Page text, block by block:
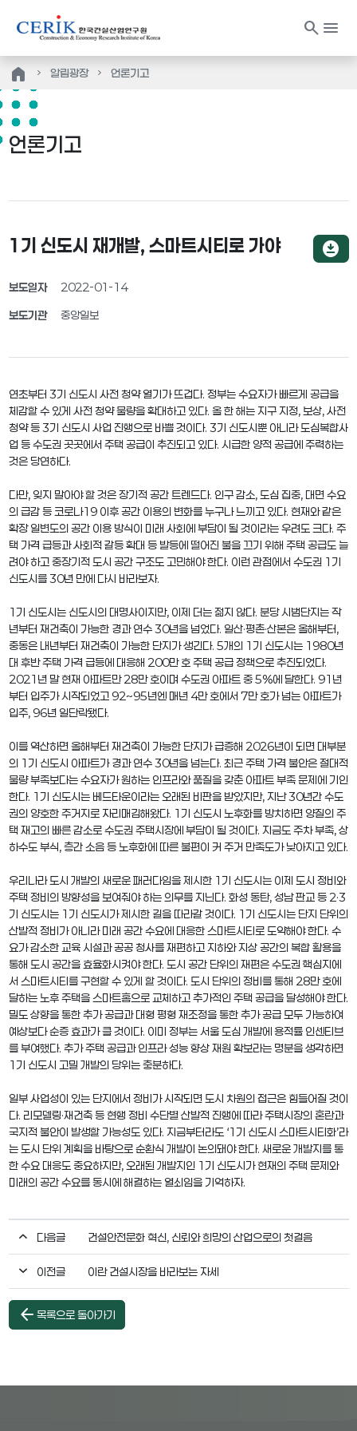
search menu
home 알림광장 언론기고
언론기고
1기 신도시 재개발, 스마트시티로 가야
보도일자 2022-01-14
보도기관 중앙일보
download_for_offline
연초부터 3기 신도시 사전 청약 열기가 뜨겁다. 정부는 수요자가 빠르게 공급을
체감할 수 있게 사전 청약 물량을 확대하고 있다. 올 한 해는 지구 지정, 보상, 사전
청약 등 3기 신도시 사업 진행으로 바쁠 것이다. 3기 신도시뿐 아니라 도심복합사
업 등 수도권 곳곳에서 주택 공급이 추진되고 있다. 시급한 양적 공급에 주력하는
것은 당연하다.
다만, 잊지 말아야 할 것은 장기적 공간 트렌드다. 인구 감소, 도심 집중, 대면 수요
의 급감 등 코로나19 이후 공간 이용의 변화를 누구나 느끼고 있다. 현재와 같은
확장 일변도의 공간 이용 방식이 미래 사회에 부담이 될 것이라는 우려도 크다. 주
택 가격 급등과 사회적 갈등 확대 등 발등에 떨어진 불을 끄기 위해 주택 공급도 늘
려야 하고 중장기적 도시 공간 구조도 고민해야 한다. 이런 관점에서 수도권 1기
신도시를 30년 만에 다시 바라보자.
1기 신도시는 신도시의 대명사이지만, 이제 더는 젊지 않다. 분당 시범단지는 작
년부터 재건축이 가능한 경과 연수 30년을 넘었다. 일산·평촌·산본은 올해부터,
중동은 내년부터 재건축이 가능한 단지가 생긴다. 5개의 1기 신도시는 1980년
대 후반 주택 가격 급등에 대응해 200만 호 주택 공급 정책으로 추진되었다.
2021년 말 현재 아파트만 28만 호이며 수도권 아파트 중 5%에 달한다. 91년
부터 입주가 시작되었고 92~95년엔 매년 4만 호에서 7만 호가 넘는 아파트가
입주, 96년 일단락됐다.
이를 역산하면 올해부터 재건축이 가능한 단지가 급증해 2026년이 되면 대부분
의 1기 신도시 아파트가 경과 연수 30년을 넘는다. 최근 주택 가격 불안은 절대적
물량 부족보다는 수요자가 원하는 인프라와 품질을 갖춘 아파트 부족 문제에 기인
한다. 1기 신도시는 베드타운이라는 오래된 비판을 받았지만, 지난 30년간 수도
권의 양호한 주거지로 자리매김해왔다. 1기 신도시 노후화를 방치하면 양질의 주
택 재고의 빠른 감소로 수도권 주택시장에 부담이 될 것이다. 지금도 주차 부족, 상
하수도 부식, 층간 소음 등 노후화에 따른 불편이 커 주거 만족도가 낮아지고 있다.
우리나라 도시 개발의 새로운 패러다임을 제시한 1기 신도시는 이제 도시 정비와
주택 정비의 방향성을 보여줘야 하는 의무를 지닌다. 화성 동탄, 성남 판교 등 2·3
기 신도시는 1기 신도시가 제시한 길을 따라갈 것이다. 1기 신도시는 단지 단위의
산발적 정비가 아니라 미래 공간 수요에 대응한 스마트시티로 도약해야 한다. 수
요가 감소한 교육 시설과 공공 청사를 재편하고 지하와 지상 공간의 복합 활용을
통해 도시 공간을 효율화시켜야 한다. 도시 공간 단위의 재편은 수도권 핵심지에
서 스마트시티를 구현할 수 있게 할 것이다. 도시 단위의 정비를 통해 28만 호에
달하는 노후 주택을 스마트홈으로 교체하고 추가적인 주택 공급을 달성해야 한다.
밀도 상향을 통한 추가 공급과 대형 평형 재조정을 통한 추가 공급 모두 가능하여
예상보다 순증 효과가 클 것이다. 이미 정부는 서울 도심 개발에 용적률 인센티브
를 부여했다. 추가 주택 공급과 인프라 성능 향상 재원 확보라는 명분을 생각하면
1기 신도시 고밀 개발의 당위는 충분하다.
일부 사업성이 있는 단지에서 정비가 시작되면 도시 차원의 접근은 힘들어질 것이
다. 리모델링·재건축 등 현행 정비 수단별 산발적 진행에 따라 주택시장의 혼란과
국지적 불안이 발생할 가능성도 있다. 지금부터라도 ‘1기 신도시 스마트시티화’라
는 도시 단위 계획을 바탕으로 순환식 개발이 논의돼야 한다. 새로운 개발지를 통
한 수요 대응도 중요하지만, 오래된 개발지인 1기 신도시가 현재의 주택 문제와
미래의 공간 수요를 동시에 해결하는 열쇠임을 기억하자.
다음글 건설안전문화 혁신, 신뢰와 희망의 산업으로의 첫걸음
이전글 이란 건설시장을 바라보는 자세
arrow_back 목록으로 돌아가기